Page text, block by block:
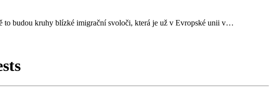
to budou kruhy blízké imigrační svoloči, která je už v Evropské unii v…